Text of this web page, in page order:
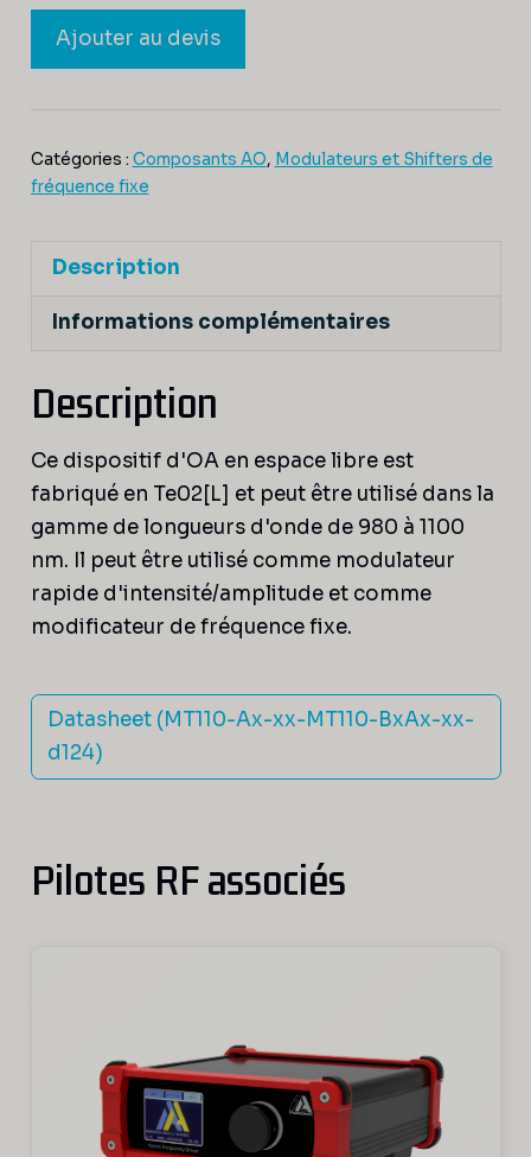
MT110-
A1-
Ajouter au devis
Catégories : Composants AO, Modulateurs et Shifters de
fréquence fixe
Description
Informations complémentaires
Description
Ce dispositif d'OA en espace libre est
fabriqué en Te02[L] et peut être utilisé dans la
gamme de longueurs d'onde de 980 à 1100
nm. Il peut être utilisé comme modulateur
rapide d'intensité/amplitude et comme
modificateur de fréquence fixe.
Datasheet (MT110-Ax-xx-MT110-BxAx-xx-
d124)
Pilotes RF associés